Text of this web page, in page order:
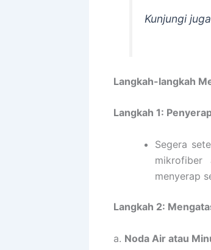
Kunjungi
Langkah-langkah
Langkah 1:
Segera
menyerap
Langkah 2:
a. Noda Air atau